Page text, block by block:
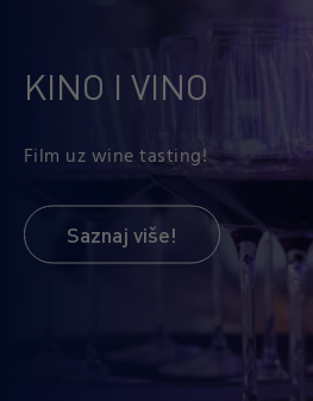
KINO I VINO
Film uz wine tasting!
Saznaj više!